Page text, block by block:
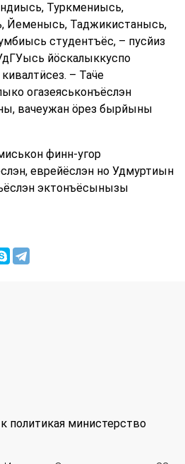
Туркмениысь,
Йеменысь, Таджикистанысь,
студентъёс, – пусйиз
йӧскалыккуспо
– Таӵе
огазеяськонъёслэн
вачеужан ӧрез бырйыны
финн-угор
еврейёслэн но Удмуртиын
эктонъёсынызы
политикая министерство